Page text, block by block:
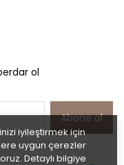
iyileştirmek için
uygun çerezler
Detaylı bilgiye
ol
Abone ol